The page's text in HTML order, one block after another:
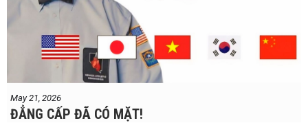
Wesley Caga vs Sandy Volante
Ricson Hanginan vs Harry Omac
Salvador Gajana vs Wendel Babasol
Cherry Mae Rosas vs Charimae Salvador
Daniel Balois vs Sherwin Andes
May 21, 2026
ĐẲNG CẤP ĐÃ CÓ MẶT!